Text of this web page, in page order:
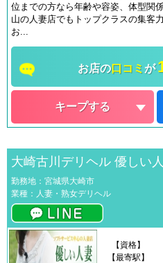
位までの方なら年齢や容姿、体型関
山の人妻店でもトップクラスの集客
お...
お店の口コミ が
キープする
大崎古川デリヘル 優しい
勤務地：宮城県大崎市
業種：人妻・熟女デリヘル
【資格】
【最寄駅】